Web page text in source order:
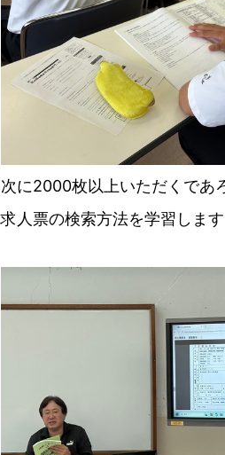
次に2000枚以上いただくであ
求人票の検索方法を学習しま